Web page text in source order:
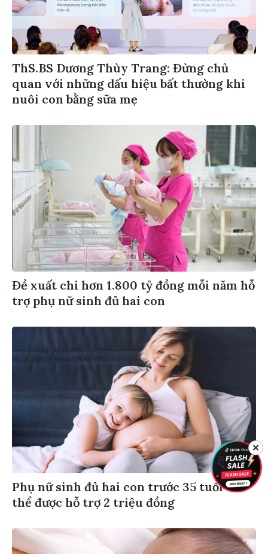
ThS.BS Dương Thùy Trang: Đừng chủ
quan với những dấu hiệu bất thường khi
nuôi con bằng sữa mẹ
Đề xuất chi hơn 1.800 tỷ đồng mỗi năm hỗ
trợ phụ nữ sinh đủ hai con
Phụ nữ sinh đủ hai con trước 35 tuổi có
thể được hỗ trợ 2 triệu đồng
✕